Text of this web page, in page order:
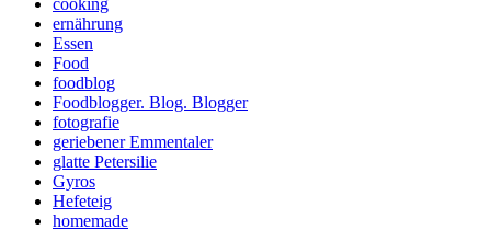
cooking
ernährung
Essen
Food
foodblog
Foodblogger. Blog. Blogger
fotografie
geriebener Emmentaler
glatte Petersilie
Gyros
Hefeteig
homemade